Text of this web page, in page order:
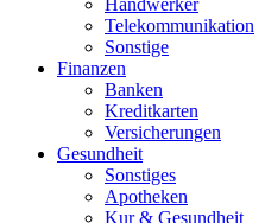
Handwerker
Telekommunikation
Sonstige
Finanzen
Banken
Kreditkarten
Versicherungen
Gesundheit
Sonstiges
Apotheken
Kur & Gesundheit